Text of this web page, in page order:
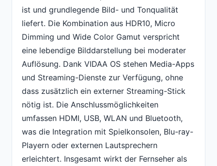
ist und grundlegende Bild- und Tonqualität
liefert. Die Kombination aus HDR10, Micro
Dimming und Wide Color Gamut verspricht
eine lebendige Bilddarstellung bei moderater
Auflösung. Dank VIDAA OS stehen Media-Apps
und Streaming-Dienste zur Verfügung, ohne
dass zusätzlich ein externer Streaming-Stick
nötig ist. Die Anschlussmöglichkeiten
umfassen HDMI, USB, WLAN und Bluetooth,
was die Integration mit Spielkonsolen, Blu-ray-
Playern oder externen Lautsprechern
erleichtert. Insgesamt wirkt der Fernseher als